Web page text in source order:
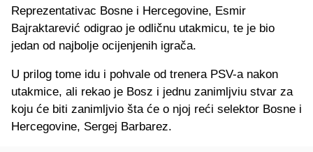
Reprezentativac Bosne i Hercegovine, Esmir
Bajraktarević odigrao je odličnu utakmicu, te je bio
jedan od najbolje ocijenjenih igrača.
U prilog tome idu i pohvale od trenera PSV-a nakon
utakmice, ali rekao je Bosz i jednu zanimljviu stvar za
koju će biti zanimljvio šta će o njoj reći selektor Bosne i
Hercegovine, Sergej Barbarez.